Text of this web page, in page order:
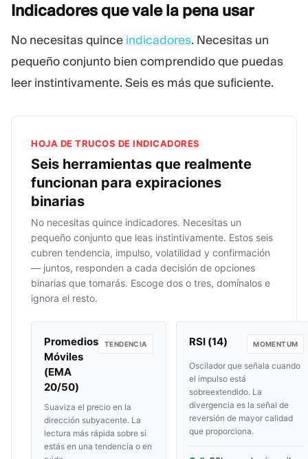
Indicadores que vale la pena usar
No necesitas quince indicadores. Necesitas un
pequeño conjunto bien comprendido que puedas
leer instintivamente. Seis es más que suficiente.
HOJA DE TRUCOS DE INDICADORES
Seis herramientas que realmente
funcionan para expiraciones
binarias
No necesitas quince indicadores. Necesitas un
pequeño conjunto que leas instintivamente. Estos seis
cubren tendencia, impulso, volatilidad y confirmación
— juntos, responden a cada decisión de opciones
binarias que tomarás. Escoge dos o tres, domínalos e
ignora el resto.
Promedios
Móviles
(EMA
20/50)
TENDENCIA
Suaviza el precio en la
dirección subyacente. La
lectura más rápida sobre si
estás en una tendencia o en
RSI (14) MOMENTUM
Oscilador que señala cuando
el impulso está
sobreextendido. La
divergencia es la señal de
reversión de mayor calidad
que proporciona.